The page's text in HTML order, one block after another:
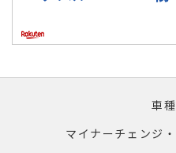
車
マイナーチェンジ